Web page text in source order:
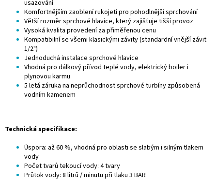
usazování
Komfortnějším zaoblení rukojeti pro pohodlnější sprchování
Větší rozměr sprchové hlavice, který zajišťuje tišší provoz
Vysoká kvalita provedení za přiměřenou cenu
Kompatibilní se všemi klasickými závity (standardní vnější závit
1/2")
Jednoduchá instalace sprchové hlavice
Vhodná pro dálkový přívod teplé vody, elektrický boiler i
plynovou karmu
5 letá záruka na neprůchodnost sprchové turbíny způsobená
vodním kamenem
Technická specifikace:
Úspora: až 60 %, vhodná pro oblasti se slabým i silným tlakem
vody
Počet tvarů tekoucí vody: 4 tvary
Průtok vody: 8 litrů / minutu při tlaku 3 BAR